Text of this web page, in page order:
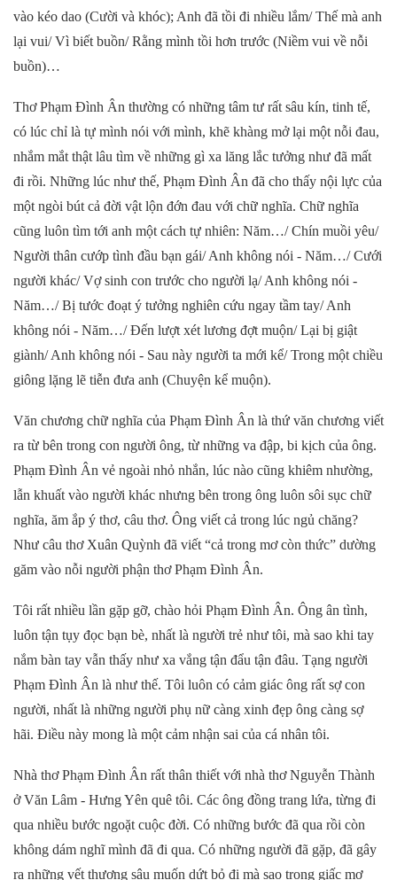
vào kéo dao (Cười và khóc); Anh đã tồi đi nhiều lắm/ Thế mà anh
lại vui/ Vì biết buồn/ Rằng mình tồi hơn trước (Niềm vui về nỗi
buồn)…
Thơ Phạm Đình Ân thường có những tâm tư rất sâu kín, tinh tế,
có lúc chỉ là tự mình nói với mình, khẽ khàng mở lại một nỗi đau,
nhắm mắt thật lâu tìm về những gì xa lăng lắc tưởng như đã mất
đi rồi. Những lúc như thế, Phạm Đình Ân đã cho thấy nội lực của
một ngòi bút cả đời vật lộn đớn đau với chữ nghĩa. Chữ nghĩa
cũng luôn tìm tới anh một cách tự nhiên: Năm…/ Chín muồi yêu/
Người thân cướp tình đầu bạn gái/ Anh không nói - Năm…/ Cưới
người khác/ Vợ sinh con trước cho người lạ/ Anh không nói -
Năm…/ Bị tước đoạt ý tưởng nghiên cứu ngay tầm tay/ Anh
không nói - Năm…/ Đến lượt xét lương đợt muộn/ Lại bị giật
giành/ Anh không nói - Sau này người ta mới kể/ Trong một chiều
giông lặng lẽ tiễn đưa anh (Chuyện kể muộn).
Văn chương chữ nghĩa của Phạm Đình Ân là thứ văn chương viết
ra từ bên trong con người ông, từ những va đập, bi kịch của ông.
Phạm Đình Ân vẻ ngoài nhỏ nhắn, lúc nào cũng khiêm nhường,
lẫn khuất vào người khác nhưng bên trong ông luôn sôi sục chữ
nghĩa, ăm ắp ý thơ, câu thơ. Ông viết cả trong lúc ngủ chăng?
Như câu thơ Xuân Quỳnh đã viết “cả trong mơ còn thức” dường
găm vào nỗi người phận thơ Phạm Đình Ân.
Tôi rất nhiều lần gặp gỡ, chào hỏi Phạm Đình Ân. Ông ân tình,
luôn tận tụy đọc bạn bè, nhất là người trẻ như tôi, mà sao khi tay
nắm bàn tay vẫn thấy như xa vắng tận đẩu tận đâu. Tạng người
Phạm Đình Ân là như thế. Tôi luôn có cảm giác ông rất sợ con
người, nhất là những người phụ nữ càng xinh đẹp ông càng sợ
hãi. Điều này mong là một cảm nhận sai của cá nhân tôi.
Nhà thơ Phạm Đình Ân rất thân thiết với nhà thơ Nguyễn Thành
ở Văn Lâm - Hưng Yên quê tôi. Các ông đồng trang lứa, từng đi
qua nhiều bước ngoặt cuộc đời. Có những bước đã qua rồi còn
không dám nghĩ mình đã đi qua. Có những người đã gặp, đã gây
ra những vết thương sâu muốn dứt bỏ đi mà sao trong giấc mơ